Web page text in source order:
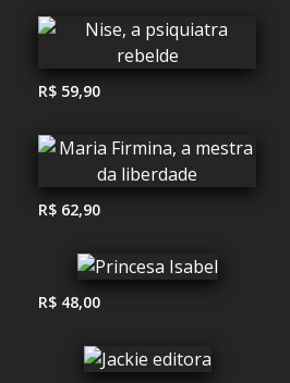
R$ 59,90
R$ 62,90
R$ 48,00